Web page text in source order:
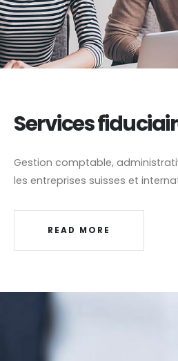
Services
Gestion comptable,
les entreprises suisses et
READ MORE